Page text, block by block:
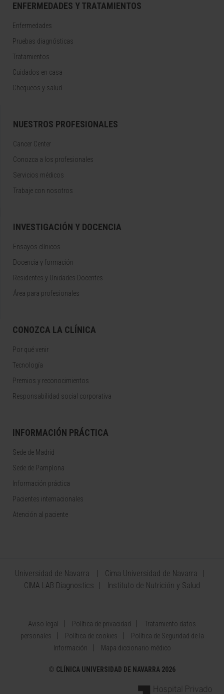
ENFERMEDADES Y TRATAMIENTOS
Enfermedades
Pruebas diagnósticas
Tratamientos
Cuidados en casa
Chequeos y salud
NUESTROS PROFESIONALES
Cancer Center
Conozca a los profesionales
Servicios médicos
Trabaje con nosotros
INVESTIGACIÓN Y DOCENCIA
Ensayos clínicos
Docencia y formación
Residentes y Unidades Docentes
Área para profesionales
CONOZCA LA CLÍNICA
Por qué venir
Tecnología
Premios y reconocimientos
Responsabilidad social corporativa
INFORMACIÓN PRÁCTICA
Sede de Madrid
Sede de Pamplona
Información práctica
Pacientes internacionales
Atención al paciente
Universidad de Navarra
Cima Universidad de Navarra
CIMA LAB Diagnostics
Instituto de Nutrición y Salud
Aviso legal Política de privacidad
Tratamiento datos
personales
Política de cookies
Política de Seguridad de la
Información
Mapa diccionario médico
© CLÍNICA UNIVERSIDAD DE NAVARRA 2026